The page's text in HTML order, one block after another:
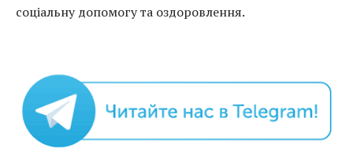
соціальну допомогу та оздоровлення.